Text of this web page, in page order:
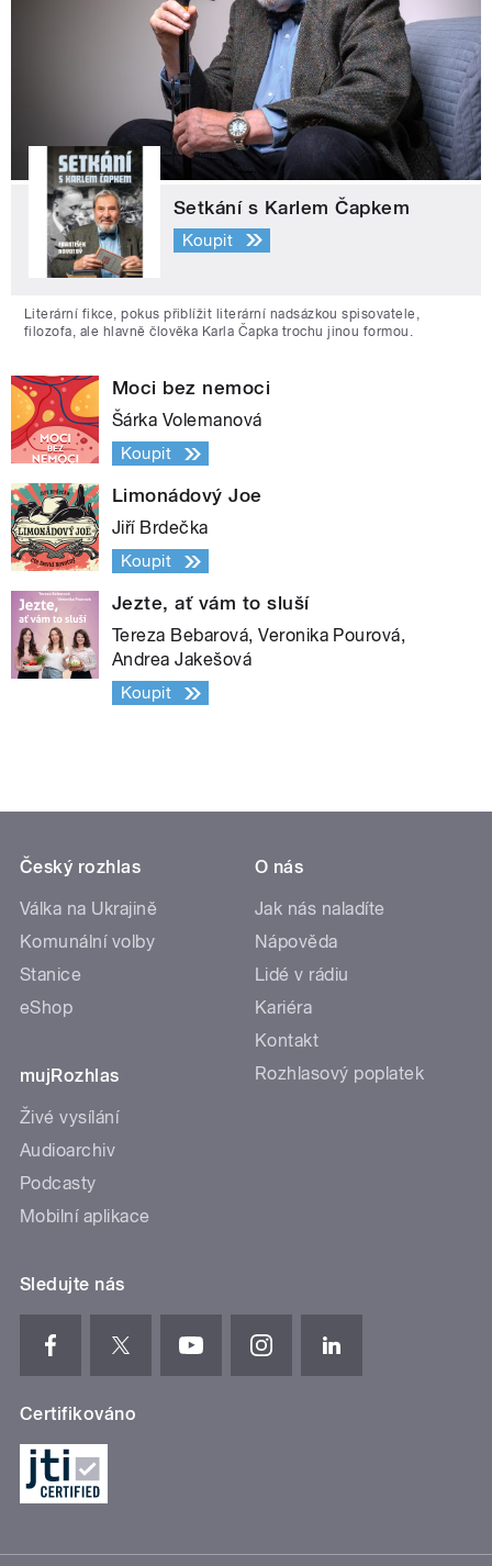
Setkání s Karlem Čapkem
Koupit
Literární fikce, pokus přiblížit literární nadsázkou spisovatele,
filozofa, ale hlavně člověka Karla Čapka trochu jinou formou.
Moci bez nemoci
Šárka Volemanová
Koupit
Limonádový Joe
Jiří Brdečka
Koupit
Jezte, ať vám to sluší
Tereza Bebarová, Veronika Pourová,
Andrea Jakešová
Koupit
Český rozhlas
Válka na Ukrajině
Komunální volby
Stanice
eShop
mujRozhlas
Živé vysílání
Audioarchiv
Podcasty
Mobilní aplikace
O nás
Jak nás naladíte
Nápověda
Lidé v rádiu
Kariéra
Kontakt
Rozhlasový poplatek
Sledujte nás
Certifikováno